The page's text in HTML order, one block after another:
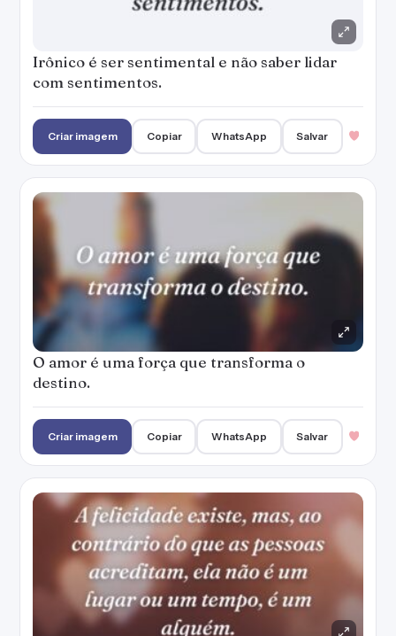
Irônico é ser sentimental e não saber lidar
com sentimentos.
Criar imagem Copiar WhatsApp Salvar
O amor é uma força que transforma o
destino.
Criar imagem Copiar WhatsApp Salvar